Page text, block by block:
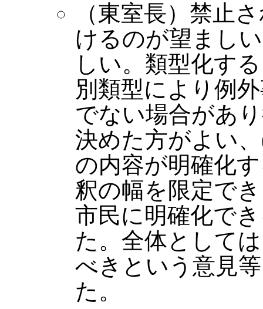
（東室長）禁止
けるのが望まし
しい。類型化す
別類型により例
でない場合があ
決めた方がよい
の内容が明確化
釈の幅を限定で
市民に明確化で
た。全体として
べきという意見
た。